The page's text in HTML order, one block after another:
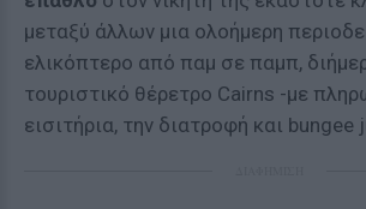
μεταξύ άλλων μια ολοήμερη
ελικόπτερο από παμ σε παμπ,
τουριστικό θέρετρο Cairns -με
εισιτήρια, την διατροφή και bungee